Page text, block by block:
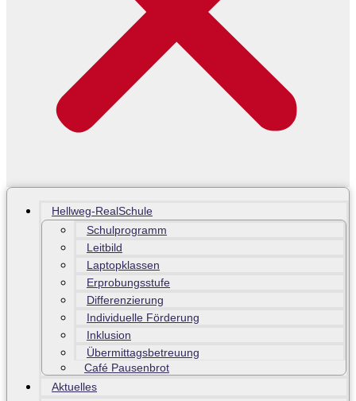
Hellweg-RealSchule
Schulprogramm
Leitbild
Laptopklassen
Erprobungsstufe
Differenzierung
Individuelle Förderung
Inklusion
Übermittagsbetreuung
Café Pausenbrot
Aktuelles